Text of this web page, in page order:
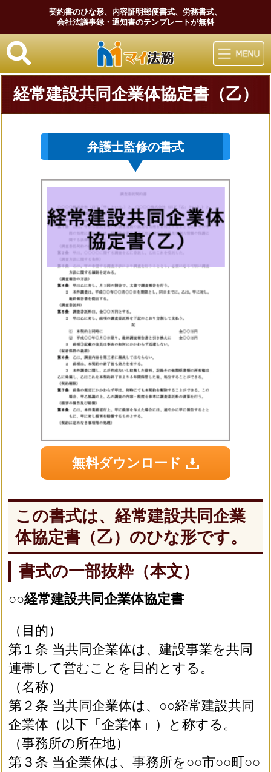
契約書のひな形、内容証明郵便書式、労務書式、
会社法議事録・通知書のテンプレートが無料
マイ法務
経常建設共同企業体協定書（乙）
弁護士監修の書式
無料ダウンロード
この書式は、経常建設共同企業
体協定書（乙）のひな形です。
書式の一部抜粋（本文）
○○経常建設共同企業体協定書
（目的）
第１条 当共同企業体は、建設事業を共同
連帯して営むことを目的とする。
（名称）
第２条 当共同企業体は、○○経常建設共同
企業体（以下「企業体」）と称する。
（事務所の所在地）
第３条 当企業体は、事務所を○○市○○町○○